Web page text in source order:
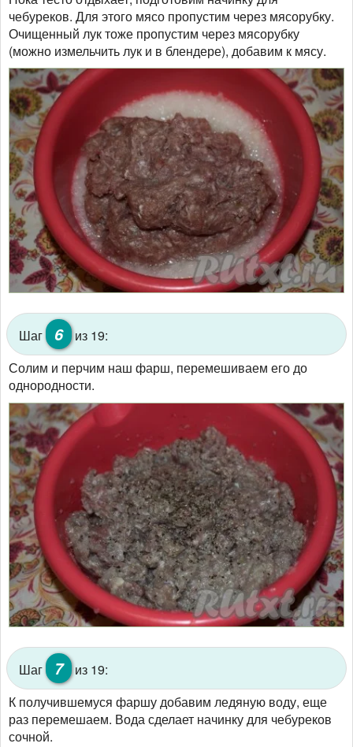
чебуреков. Для этого мясо пропустим через мясорубку.
Очищенный лук тоже пропустим через мясорубку
(можно измельчить лук и в блендере), добавим к мясу.
Шаг 6
из 19:
Солим и перчим наш фарш, перемешиваем его до
однородности.
Шаг 7
из 19:
К получившемуся фаршу добавим ледяную воду, еще
раз перемешаем. Вода сделает начинку для чебуреков
сочной.